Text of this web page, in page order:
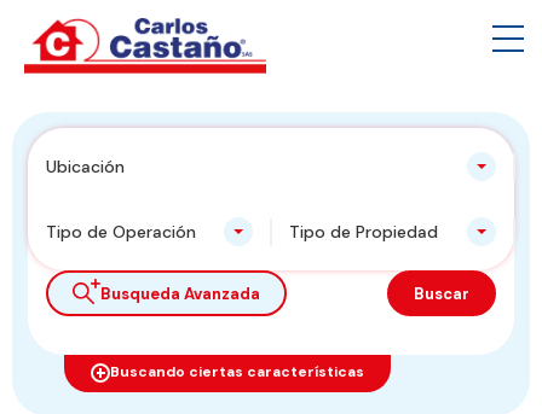
Ubicación
Tipo de Operación Tipo de Propiedad
Buscando ciertas características
Busqueda Avanzada Buscar